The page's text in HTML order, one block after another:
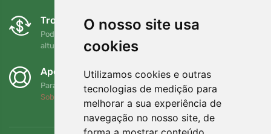
O nosso site usa
cookies
Utilizamos cookies e outras
tecnologias de medição para
melhorar a sua experiência de
navegação no nosso site, de
Trocas e devoluções gratuitas
Pode devolver ou trocar a sua encomenda em qualquer
altura no prazo de 90 dias
Apoiamos a Trees.org
Para cada encomenda plantamos uma árvore! Leia mais
Sobre nós